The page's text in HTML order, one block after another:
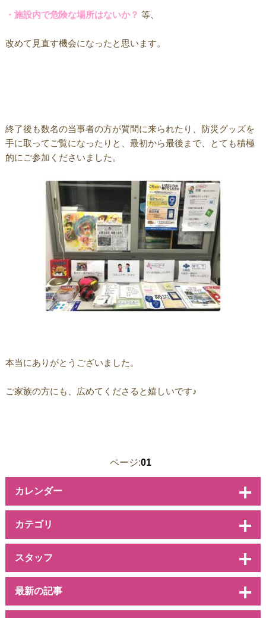
・施設内で危険な場所はないか？ 等、
改めて見直す機会になったと思います。
終了後も数名の当事者の方が質問に来られたり、防災グッズを
手に取ってご覧になったりと、最初から最後まで、とても積極
的にご参加くださいました。
本当にありがとうございました。
ご家族の方にも、広めてくださると嬉しいです♪
ページ:01
カレンダー
カテゴリ
スタッフ
最新の記事